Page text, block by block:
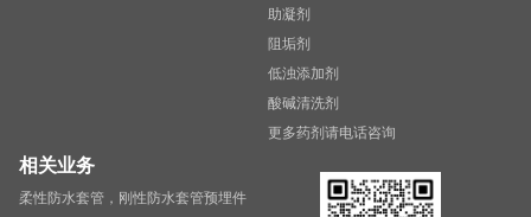
助凝剂
阻垢剂
低浊添加剂
酸碱清洗剂
更多药剂请电话咨询
相关业务
柔性防水套管，刚性防水套管预埋件